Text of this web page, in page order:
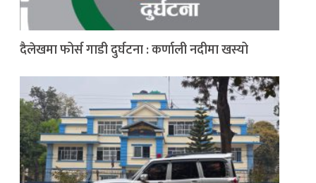
दैलेखमा फोर्स गाडी दुर्घटना : कर्णाली नदीमा खस्यो